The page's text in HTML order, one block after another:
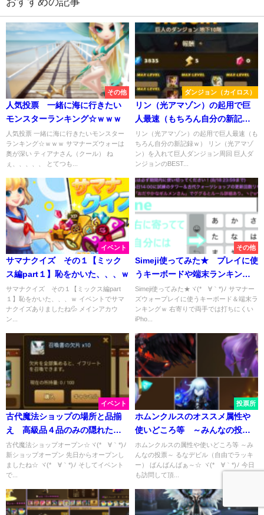
その他
人気投票 一緒に海に行きたい
モンスターランキング☆ｗｗｗ
人気投票 一緒に海に行きたいモンスター
ランキング☆ｗｗｗ サマナーズウォーは
奥が深い ティアナさん（クール） ね
ぇ、、、、、 とてつも...
ダンジョン（カイロス）
リン（光アマゾン）の起用で巨
人最速（もちろん自分の新記録
ｗ）
リン（光アマゾン）の起用で巨人最速（も
ちろん自分の新記録ｗ） リン（光アマゾ
ン）を入れて巨人ダンジョン周回 巨人ダ
ンジョンのBEST...
イベント
サマナクイズ その１【ミック
ス編part１】恥をかいた、、、ｗ
サマナクイズ その１【ミックス編part
１】恥をかいた、、、ｗ イベントでサマ
ナクイズありましたね💦 メインアカウ
ン...
その他
Simeji使ってみた★ プレイに使
うキーボードや端末ランキング
★
Simeji使ってみた★ヾ(*´∀｀*)ﾉ サマナー
ズウォープレイに使うキーボード＆端末ラ
ンキングｗ 右寄りで両手では打ちにくい
iPho...
イベント
古代魔法ショップの場所と品揃
え 高級品４品のみの隠れた名
店ｗ
古代魔法ショップオープン☆ヾ(*´∀｀*)ﾉ
新ショップオープン 先日からオープンし
ましたね☆ ヾ(*´∀｀*)ﾉ そしてイベント
で...
投票所
ホムンクルスのオススメ属性や
使いどころ等 ～みんなの投票
～
ホムンクルスの属性や使いどころ等 ～み
んなの投票～ るなデビル（自由でラッキ
ー） ばんばんばぁ～☆ ヾ(*´∀｀*)ﾉ 今日
も訪問して頂...